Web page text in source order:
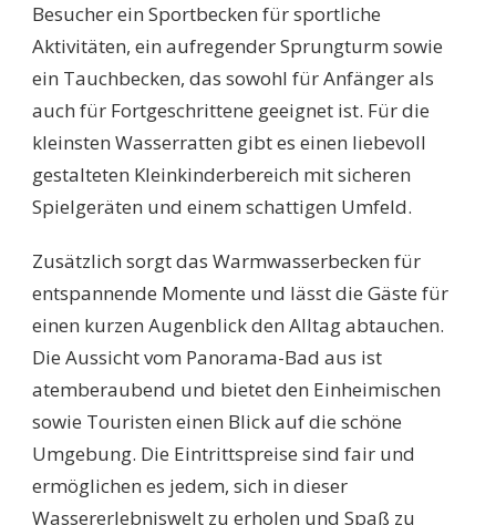
Besucher ein Sportbecken für sportliche
Aktivitäten, ein aufregender Sprungturm sowie
ein Tauchbecken, das sowohl für Anfänger als
auch für Fortgeschrittene geeignet ist. Für die
kleinsten Wasserratten gibt es einen liebevoll
gestalteten Kleinkinderbereich mit sicheren
Spielgeräten und einem schattigen Umfeld.
Zusätzlich sorgt das Warmwasserbecken für
entspannende Momente und lässt die Gäste für
einen kurzen Augenblick den Alltag abtauchen.
Die Aussicht vom Panorama-Bad aus ist
atemberaubend und bietet den Einheimischen
sowie Touristen einen Blick auf die schöne
Umgebung. Die Eintrittspreise sind fair und
ermöglichen es jedem, sich in dieser
Wassererlebniswelt zu erholen und Spaß zu